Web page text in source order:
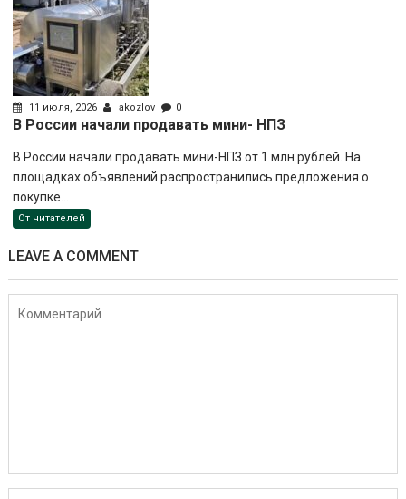
11 июля, 2026 akozlov 0
В России начали продавать мини- НПЗ
В России начали продавать мини-НПЗ от 1 млн рублей. На
площадках объявлений распространились предложения о
покупке...
От читателей
LEAVE A COMMENT